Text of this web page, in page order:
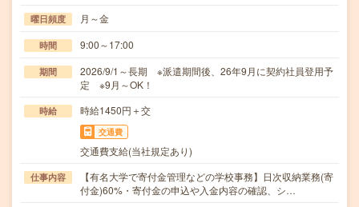
曜日頻度 月～金
時間 9:00～17:00
期間
2026/9/1～長期 ※派遣期間後、26年9月に契約社員登用予
定 ※9月～OK！
時給 時給1450円＋交
交通費
交通費支給(当社規定あり)
仕事内容
【有名大学で寄付金管理などの学校事務】日次収納業務(寄
付金)60%・寄付金の申込や入金内容の確認、シ…